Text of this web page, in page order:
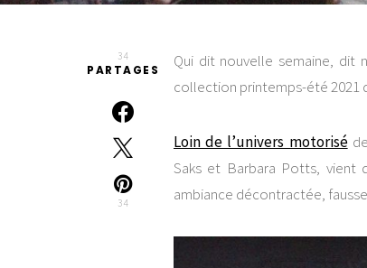
34
PARTAGES
34
Qui dit nouvelle semaine, dit
collection printemps-été 2021
Loin de l’univers motorisé
Saks et Barbara Potts, vient
ambiance décontractée,